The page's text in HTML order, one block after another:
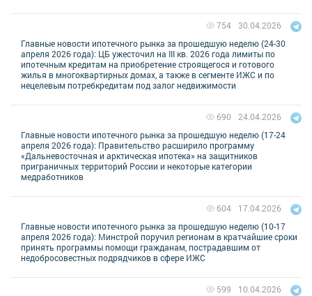
Главные новости ипотечного рынка за прошедшую неделю (24-30
апреля 2026 года): ЦБ ужесточил на III кв. 2026 года лимиты по
ипотечным кредитам на приобретение строящегося и готового
жилья в многоквартирных домах, а также в сегменте ИЖС и по
нецелевым потребкредитам под залог недвижимости
30.04.2026
754
Главные новости ипотечного рынка за прошедшую неделю (17-24
апреля 2026 года): Правительство расширило программу
«Дальневосточная и арктическая ипотека» на защитников
приграничных территорий России и некоторые категории
медработников
24.04.2026
690
Главные новости ипотечного рынка за прошедшую неделю (10-17
апреля 2026 года): Минстрой поручил регионам в кратчайшие сроки
принять программы помощи гражданам, пострадавшим от
недобросовестных подрядчиков в сфере ИЖС
17.04.2026
604
10.04.2026
599